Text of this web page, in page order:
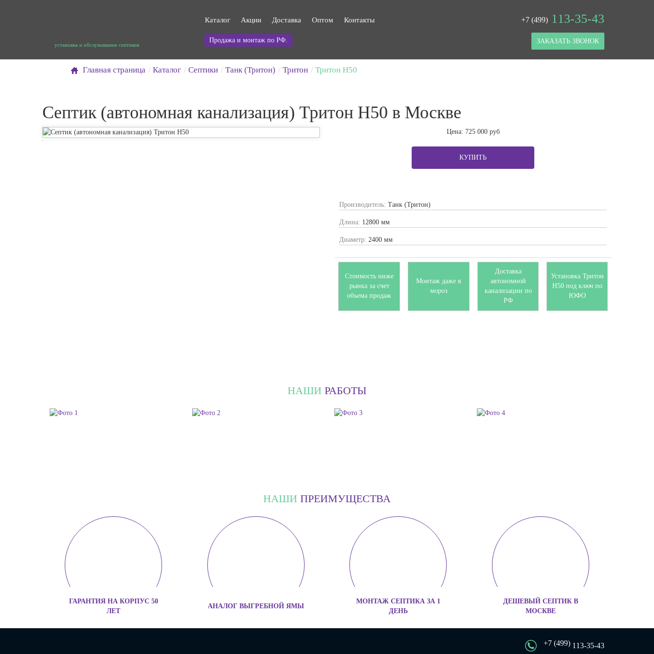
установка и обслуживание септиков
Каталог Акции Доставка Оптом Контакты
Продажа и монтаж по РФ.
+7 (499) 113-35-43
ЗАКАЗАТЬ ЗВОНОК
Главная страница Каталог Септики Танк (Тритон) Тритон Тритон H50
Септик (автономная канализация) Тритон H50 в Москве
Цена: 725 000руб
КУПИТЬ
Производитель: Танк (Тритон)
Длина: 12800 мм
Диаметр: 2400 мм
Стоимость ниже
рынка за счет
объема продаж
Монтаж даже в
мороз
Доставка
автономной
канализации по
РФ
Установка Тритон
H50 под ключ по
ЮФО
НАШИ РАБОТЫ
НАШИ ПРЕИМУЩЕСТВА
ГАРАНТИЯ НА КОРПУС 50
ЛЕТ
АНАЛОГ ВЫГРЕБНОЙ ЯМЫ
МОНТАЖ СЕПТИКА ЗА 1
ДЕНЬ
ДЕШЕВЫЙ СЕПТИК В
МОСКВЕ
+7 (499) 113-35-43